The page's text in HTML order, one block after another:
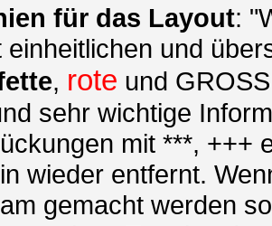
für das Layout:
einheitlichen und
, rote und
sehr wichtige
mit ***, +++
wieder entfernt.
gemacht werden